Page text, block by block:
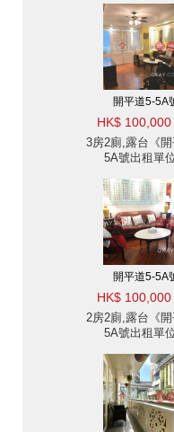
開平道5-5A
HK$ 100,000
3房2廁,露台《
5A號出租單位
開平道5-5A
HK$ 100,000
2房2廁,露台《
5A號出租單位